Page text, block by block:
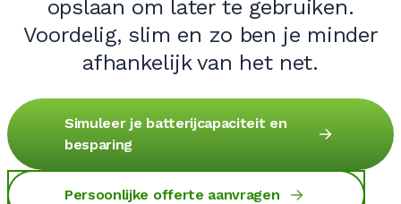
opslaan om later te gebruiken.
Voordelig, slim en zo ben je minder
afhankelijk van het net.
Simuleer je batterijcapaciteit en
besparing
Persoonlijke offerte aanvragen